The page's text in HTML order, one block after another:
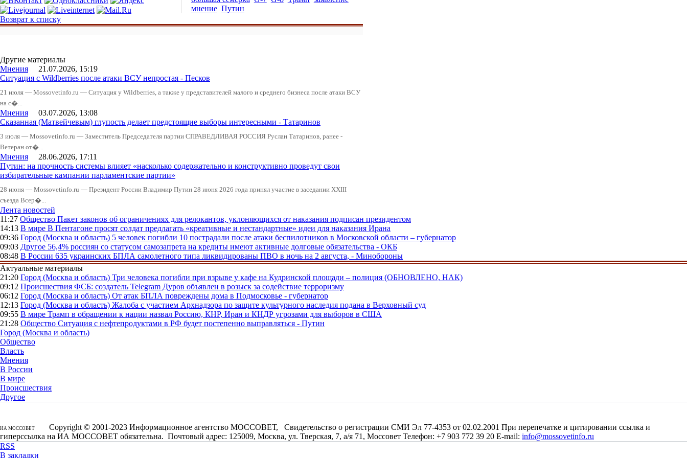
мнение Путин
Возврат к списку
Другие материалы
Мнения 21.07.2026, 15:19
Ситуация с Wildberries после атаки ВСУ непростая - Песков
21 июля — Mossovetinfo.ru — Ситуация у Wildberries, а также у представителей малого и среднего бизнеса после атаки ВСУ
на с�...
Мнения 03.07.2026, 13:08
Сказанная (Матвейчевым) глупость делает предстоящие выборы интересными - Татаринов
3 июля — Mossovetinfo.ru — Заместитель Председателя партии СПРАВЕДЛИВАЯ РОССИЯ Руслан Татаринов, ранее -
Ветеран от�...
Мнения 28.06.2026, 17:11
Путин: на прочность системы влияет «насколько содержательно и конструктивно проведут свои
избирательные кампании парламентские партии»
28 июня — Mossovetinfo.ru — Президент России Владимир Путин 28 июня 2026 года принял участие в заседании XXIII
съезда Всер�...
Лента новостей
11:27 Общество Пакет законов об ограничениях для релокантов, уклоняющихся от наказания подписан президентом
14:13 В мире В Пентагоне просят солдат предлагать «креативные и нестандартные» идеи для наказания Ирана
09:36 Город (Москва и область) 5 человек погибли 10 пострадали после атаки беспилотников в Московской области – губернатор
09:03 Другое 56,4% россиян со статусом самозапрета на кредиты имеют активные долговые обязательства - ОКБ
08:48 В России 635 украинских БПЛА самолетного типа ликвидированы ПВО в ночь на 2 августа, - Минобороны
Актуальные материалы
21:20 Город (Москва и область) Три человека погибли при взрыве у кафе на Кудринской площади – полиция (ОБНОВЛЕНО, НАК)
09:12 Происшествия ФСБ: создатель Telegram Дуров объявлен в розыск за содействие терроризму
06:12 Город (Москва и область) От атак БПЛА повреждены дома в Подмосковье - губернатор
12:13 Город (Москва и область) Жалоба с участием Архнадзора по защите культурного наследия подана в Верховный суд
09:55 В мире Трамп в обращении к нации назвал Россию, КНР, Иран и КНДР угрозами для выборов в США
21:28 Общество Ситуация с нефтепродуктами в РФ будет постепенно выправляться - Путин
Город (Москва и область)
Общество
Власть
Мнения
В России
В мире
Происшествия
Другое
ИА МОССОВЕТ
Copyright © 2001-2023 Информационное агентство МОССОВЕТ, Свидетельство о регистрации СМИ Эл 77-4353 от 02.02.2001 При перепечатке и цитировании ссылка и
гиперссылка на ИА МОССОВЕТ обязательна. Почтовый адрес: 125009, Москва, ул. Тверская, 7, а/я 71, Моссовет Телефон: +7 903 772 39 20 E-mail: info@mossovetinfo.ru
RSS
В закладки